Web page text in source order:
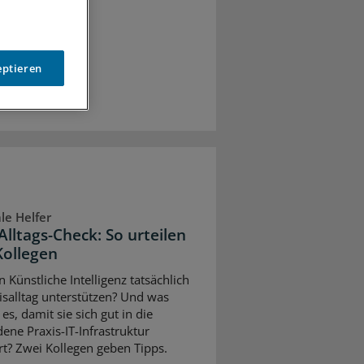
Helfer
Check: So urteilen
Künstliche Intelligenz tatsächlich
unterstützen? Und was
damit sie sich gut in die
Praxis-IT-Infrastruktur
Zwei Kollegen geben Tipps.